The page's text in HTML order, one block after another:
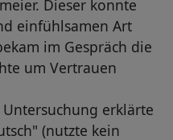
Dieser konnte
einfühlsamen Art
im Gespräch die
um Vertrauen
erklärte
(nutzte kein